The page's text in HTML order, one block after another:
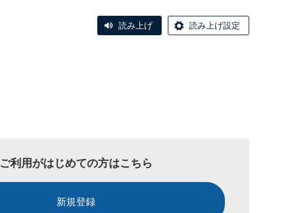
読み上げ 読み上げ設定
ご利用がはじめての方はこちら
新規登録